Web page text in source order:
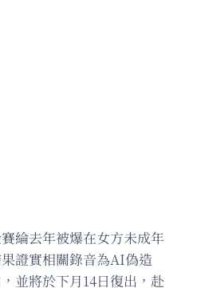
綸去年被爆在女方未成年
證實相關錄音為AI偽造
並將於下月14日復出，赴